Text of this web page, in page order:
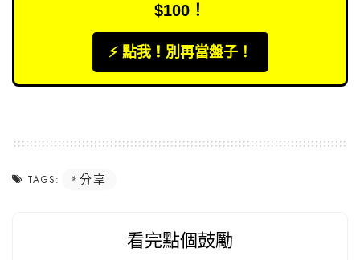
$100！
⚡️ 點我！別再當盤子！
TAGS: 分享
看完點個鼓勵